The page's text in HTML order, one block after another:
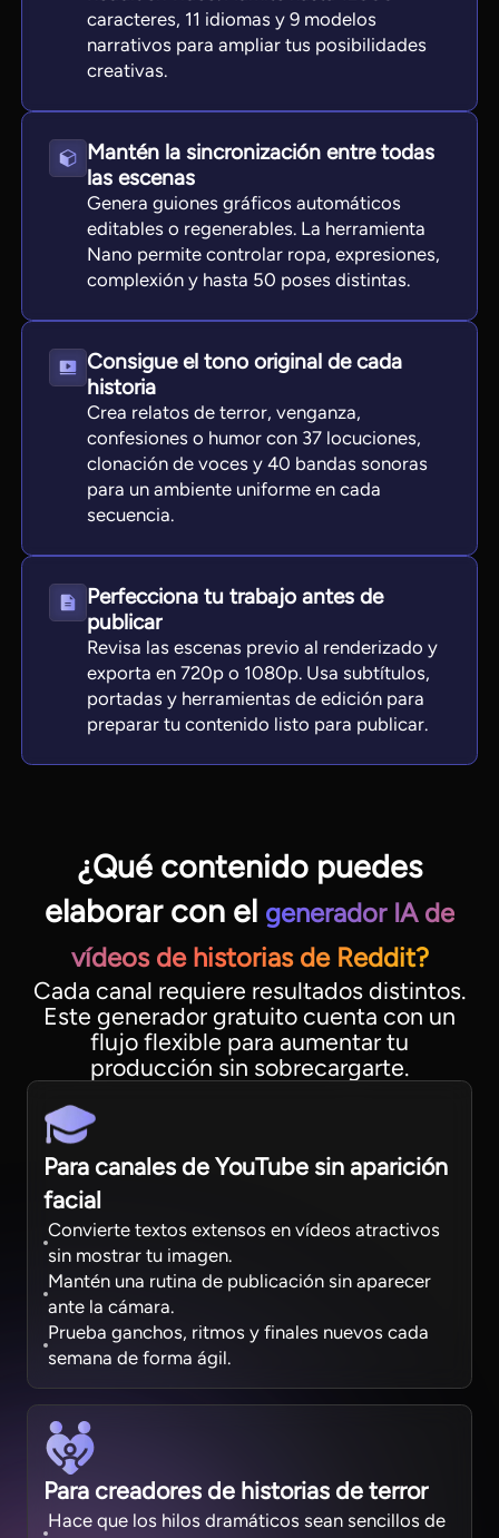
caracteres, 11 idiomas y 9 modelos
narrativos para ampliar tus posibilidades
creativas.
Mantén la sincronización entre todas
las escenas
Genera guiones gráficos automáticos
editables o regenerables. La herramienta
Nano permite controlar ropa, expresiones,
complexión y hasta 50 poses distintas.
Consigue el tono original de cada
historia
Crea relatos de terror, venganza,
confesiones o humor con 37 locuciones,
clonación de voces y 40 bandas sonoras
para un ambiente uniforme en cada
secuencia.
Perfecciona tu trabajo antes de
publicar
Revisa las escenas previo al renderizado y
exporta en 720p o 1080p. Usa subtítulos,
portadas y herramientas de edición para
preparar tu contenido listo para publicar.
¿Qué contenido puedes
elaborar con el generador IA de
vídeos de historias de Reddit?
Cada canal requiere resultados distintos.
Este generador gratuito cuenta con un
flujo flexible para aumentar tu
producción sin sobrecargarte.
Para canales de YouTube sin aparición
facial
Convierte textos extensos en vídeos atractivos
sin mostrar tu imagen.
Mantén una rutina de publicación sin aparecer
ante la cámara.
Prueba ganchos, ritmos y finales nuevos cada
semana de forma ágil.
Para creadores de historias de terror
Hace que los hilos dramáticos sean sencillos de